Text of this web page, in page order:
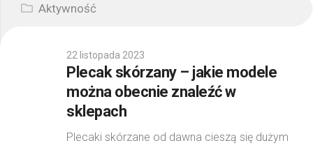
Aktywność
22 listopada 2023
Plecak skórzany – jakie modele
można obecnie znaleźć w
sklepach
Plecaki skórzane od dawna cieszą się dużym